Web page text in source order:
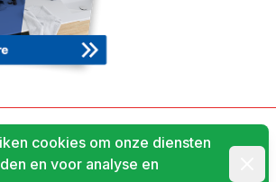
Privacyverklaring
cookies om onze diensten
en voor analyse en